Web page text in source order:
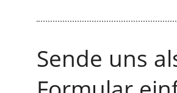
Sende uns